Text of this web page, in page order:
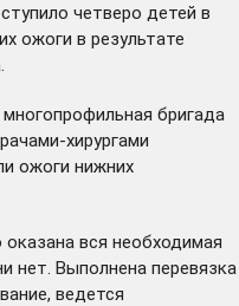
четверо детей в
ожоги в результате
бригада
хирургами
ожоги нижних
вся необходимая
нет. Выполнена перевязка
ведется